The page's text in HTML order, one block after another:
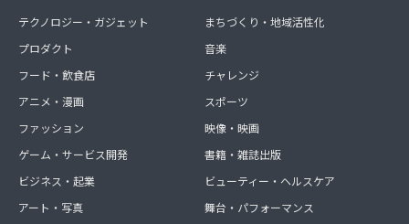
テクノロジー・ガジェット
プロダクト
フード・飲食店
アニメ・漫画
ファッション
ゲーム・サービス開発
ビジネス・起業
アート・写真
まちづくり・地域活性化
音楽
チャレンジ
スポーツ
映像・映画
書籍・雑誌出版
ビューティー・ヘルスケア
舞台・パフォーマンス